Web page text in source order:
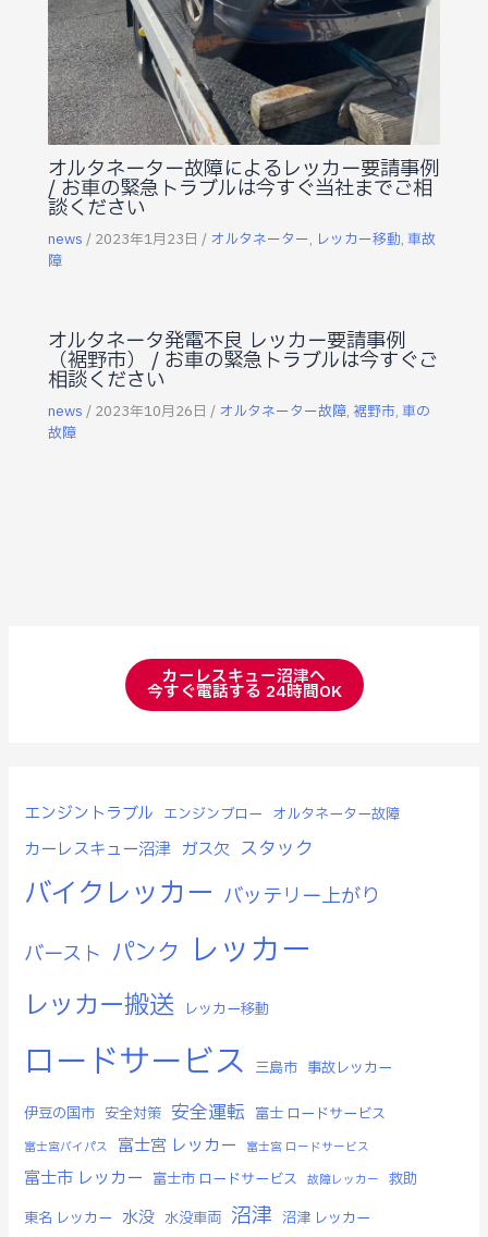
オルタネーター故障によるレッカー要請事例
/ お車の緊急トラブルは今すぐ当社までご相
談ください
news / 2023年1月23日/ オルタネーター, レッカー移動,車故
障
オルタネータ発電不良 レッカー要請事例
（裾野市） / お車の緊急トラブルは今すぐご
相談ください
news / 2023年10月26日/ オルタネーター故障,裾野市,車の
故障
カーレスキュー沼津へ
今すぐ電話する 24時間OK
エンジントラブル エンジンブロー オルタネーター故障
カーレスキュー沼津 ガス欠 スタック
バイクレッカー バッテリー上がり
バースト パンク レッカー
レッカー搬送 レッカー移動
ロードサービス 三島市 事故レッカー
伊豆の国市 安全対策 安全運転 富士 ロードサービス
富士宮バイパス 富士宮 レッカー 富士宮 ロードサービス
富士市 レッカー 富士市 ロードサービス 故障レッカー
救助
東名 レッカー 水没 水没車両 沼津 沼津 レッカー